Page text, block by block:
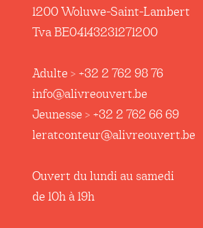
1200 Woluwe-Saint-Lambert
Tva BE04143231271200
Adulte > +32 2 762 98 76
info@alivreouvert.be
Jeunesse > +32 2 762 66 69
leratconteur@alivreouvert.be
Ouvert du lundi au samedi
de 10h à 19h